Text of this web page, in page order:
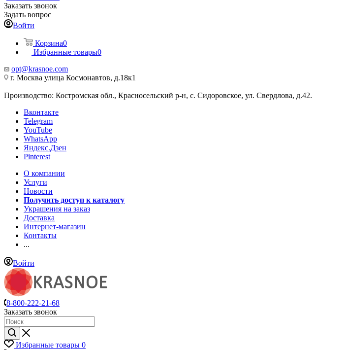
Заказать звонок
Задать вопрос
Войти
Корзина0
Избранные товары0
opt@krasnoe.com
г. Москва улица Космонавтов, д.18к1
Производство: Костромская обл., Красносельский р-н, с. Сидоровское, ул. Свердлова, д.42.
Вконтакте
Telegram
YouTube
WhatsApp
Яндекс.Дзен
Pinterest
О компании
Услуги
Новости
Получить доступ к каталогу
Украшения на заказ
Доставка
Интернет-магазин
Контакты
...
Войти
8-800-222-21-68
Заказать звонок
Избранные товары 0